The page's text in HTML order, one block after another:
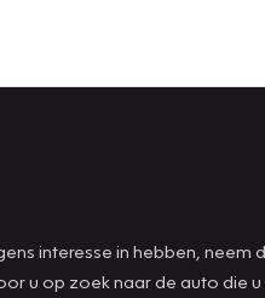
interesse in hebben,
u op zoek naar de auto die